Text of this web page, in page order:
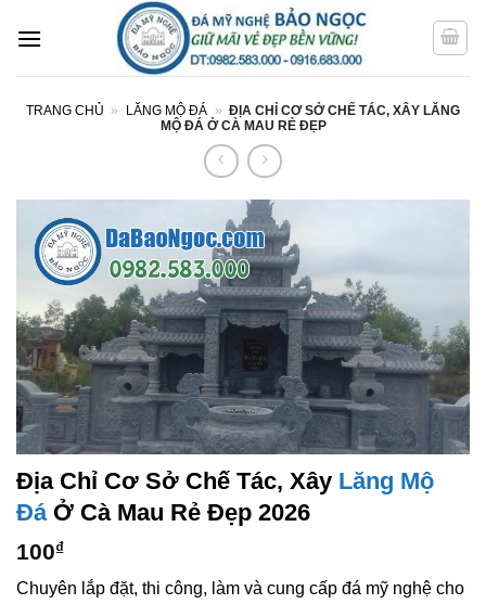
qua
TRANG CHỦ » LĂNG MỘ ĐÁ » ĐỊA CHỈ CƠ SỞ CHẾ TÁC, XÂY LĂNG
MỘ ĐÁ Ở CÀ MAU RẺ ĐẸP
Địa Chỉ Cơ Sở Chế Tác, Xây Lăng Mộ
ĐáỞ Cà Mau Rẻ Đẹp 2026
100₫
Chuyên lắp đặt, thi công, làm và cung cấp đá mỹ nghệ cho